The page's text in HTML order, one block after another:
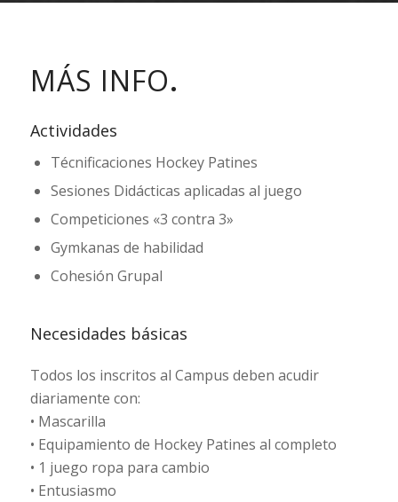
MÁS INFO.
Actividades
Técnificaciones Hockey Patines
Sesiones Didácticas aplicadas al juego
Competiciones «3 contra 3»
Gymkanas de habilidad
Cohesión Grupal
Necesidades básicas
Todos los inscritos al Campus deben acudir
diariamente con:
• Mascarilla
• Equipamiento de Hockey Patines al completo
• 1 juego ropa para cambio
• Entusiasmo